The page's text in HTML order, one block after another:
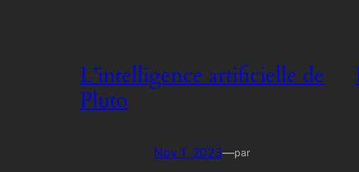
L’intelligence artificielle de
Pluto
Nov 1, 2023—par